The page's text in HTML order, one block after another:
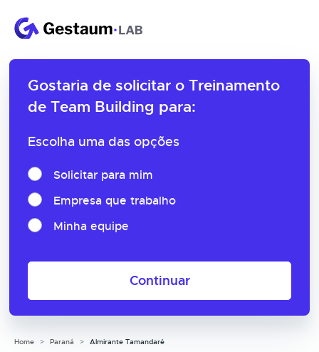
Gostaria de solicitar o Treinamento
de Team Building para:
Escolha uma das opções
Solicitar para mim
Empresa que trabalho
Minha equipe
Continuar
Home Paraná Almirante Tamandaré